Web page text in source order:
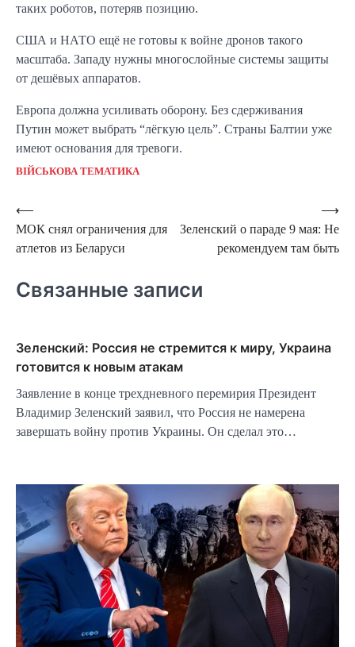
таких роботов, потеряв позицию.
США и НАТО ещё не готовы к войне дронов такого
масштаба. Западу нужны многослойные системы защиты
от дешёвых аппаратов.
Европа должна усиливать оборону. Без сдерживания
Путин может выбрать “лёгкую цель”. Страны Балтии уже
имеют основания для тревоги.
ВІЙСЬКОВА ТЕМАТИКА
Навигация
по
⟵
МОК снял ограничения для
атлетов из Беларуси
Зеленский о параде 9 мая: Не
рекомендуем там быть
⟶
Связанные записи
Зеленский: Россия не стремится к миру, Украина
готовится к новым атакам
Заявление в конце трехдневного перемирия Президент
Владимир Зеленский заявил, что Россия не намерена
завершать войну против Украины. Он сделал это…